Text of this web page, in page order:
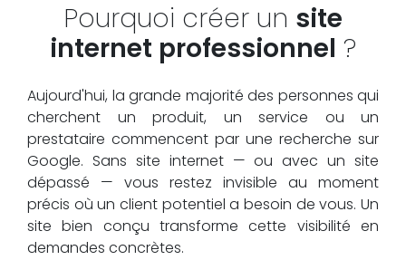
Pourquoi créer un site
internet professionnel ?
Aujourd'hui, la grande majorité des personnes qui
cherchent un produit, un service ou un
prestataire commencent par une recherche sur
Google. Sans site internet — ou avec un site
dépassé — vous restez invisible au moment
précis où un client potentiel a besoin de vous. Un
site bien conçu transforme cette visibilité en
demandes concrètes.